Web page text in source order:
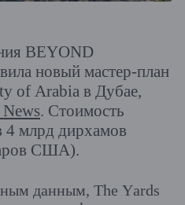
BEYOND
новый мастер-план
of Arabia в Дубае,
. Стоимость
4 млрд дирхамов
США).
данным, The Yards